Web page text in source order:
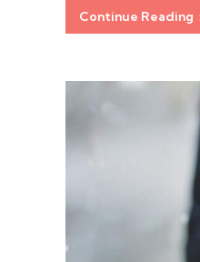
Continue Reading